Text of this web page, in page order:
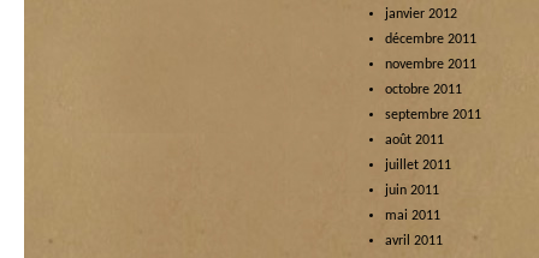
janvier 2012
décembre 2011
novembre 2011
octobre 2011
septembre 2011
août 2011
juillet 2011
juin 2011
mai 2011
avril 2011